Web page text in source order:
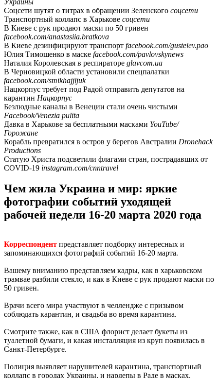
Соцсети шутят о титрах в обращении Зеленского соцсети
Транспортный коллапс в Харькове соцсети
В Киеве с рук продают маски по 50 гривен
facebook.com/anastasiia.bratkova
В Киеве дезинфицируют транспорт facebook.com/gustelev.pao
Юлия Тимошенко в маске facebook.com/pavlovskynews
Наталия Королевская в респираторе glavcom.ua
В Черновицкой области установили спецпалатки
facebook.com/smikhajjljuk
Нацкорпус требует под Радой отправить депутатов на
карантин Нацкорпус
Безлюдные каналы в Венеции стали очень чистыми
Facebook/Venezia pulita
Давка в Харькове за бесплатными масками YouTube/
Горожане
Корабль превратился в остров у берегов Австралии Dronehack
Productions
Статую Христа подсветили флагами стран, пострадавших от
COVID-19 instagram.com/cnntravel
Чем жила Украина и мир: яркие
фотографии событий уходящей
рабочей недели 16-20 марта 2020 года
Корреспондент представляет подборку интересных и
запоминающихся фотографий событий 16-20 марта.
Вашему вниманию представляем кадры, как в харьковском
трамвае разбили стекло, и как в Киеве с рук продают маски по
50 гривен.
Врачи всего мира участвуют в челлендже с призывом
соблюдать карантин, и свадьба во время карантина.
Смотрите также, как в США флорист делает букеты из
туалетной бумаги, и какая инсталляция из круп появилась в
Санкт-Петербурге.
Полиция выявляет нарушителей карантина, транспортный
коллапс в городах Украины, и нардепы в Раде в масках.